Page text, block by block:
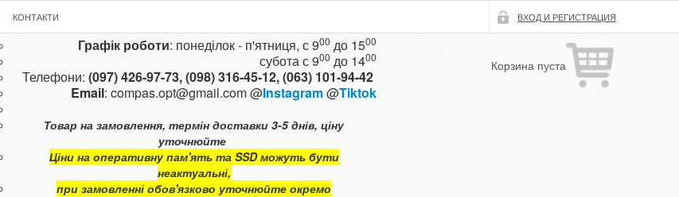
КОНТАКТИ ВХОД И РЕГИСТРАЦИЯ
Графік роботи: понеділок - п'ятниця, с 900 до 1500
субота с900 до 1400
Телефони: (097) 426-97-73,(098) 316-45-12,(063) 101-94-42
Email: compas.opt@gmail.com@Instagram@Tiktok
Товар на замовлення, термін доставки 3-5 днів, ціну
уточнюйте
Ціни на оперативну пам'ять та SSD можуть бути
неактуальні,
при замовленні обов'язково уточнюйте окремо
Корзина пуста